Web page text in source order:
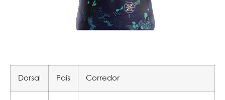
Dorsal País Corredor